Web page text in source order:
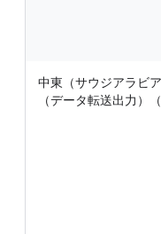
中東（サウジアラビ
（データ転送出力）